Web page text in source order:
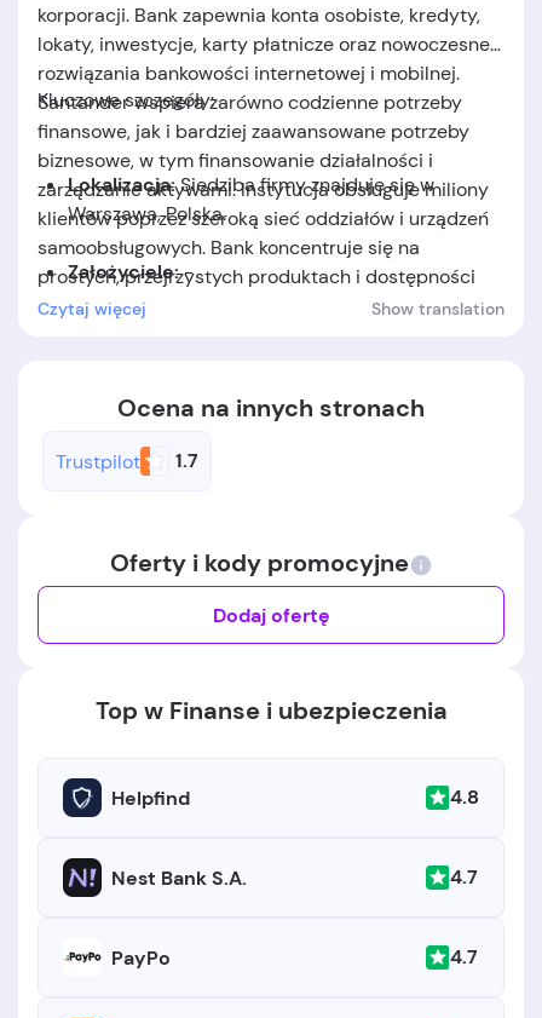
korporacji. Bank zapewnia konta osobiste, kredyty,
lokaty, inwestycje, karty płatnicze oraz nowoczesne
rozwiązania bankowości internetowej i mobilnej.
Santander wspiera zarówno codzienne potrzeby
finansowe, jak i bardziej zaawansowane potrzeby
biznesowe, w tym finansowanie działalności i
zarządzanie aktywami. Instytucja obsługuje miliony
klientów poprzez szeroką sieć oddziałów i urządzeń
samoobsługowych. Bank koncentruje się na
prostych, przejrzystych produktach i dostępności
usług dla różnych grup klientów.
Kluczowe szczegóły:
Lokalizacja:Siedziba firmy znajduje się w
Warszawa, Polska.
Założyciele:-
Czytaj więcej Show translation
Ocena na innych stronach
Trustpilot 1.7
Oferty i kody promocyjne
Dodaj ofertę
Top w Finanse i ubezpieczenia
Helpfind 4.8
Nest Bank S.A. 4.7
PayPo 4.7